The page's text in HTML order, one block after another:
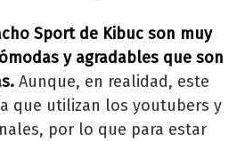
Sport de Kibuc son muy
y agradables que son
Aunque, en realidad, este
que utilizan los youtubers y
por lo que para estar